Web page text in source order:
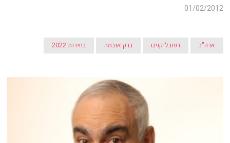
01/02/2012
ארה"ב רפובליקנים ברק אובמה בחירות 2022